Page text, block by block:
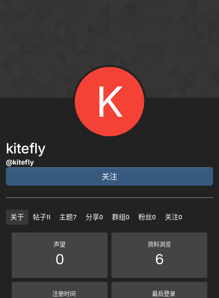
K
kitefly
@kitefly
关注
关于 帖子11 主题7 分享0 群组0 粉丝0 关注0
声望
0
资料浏览
6
注册时间 最后登录